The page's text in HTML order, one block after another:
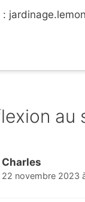
:
au
Charles
22 novembre 2023